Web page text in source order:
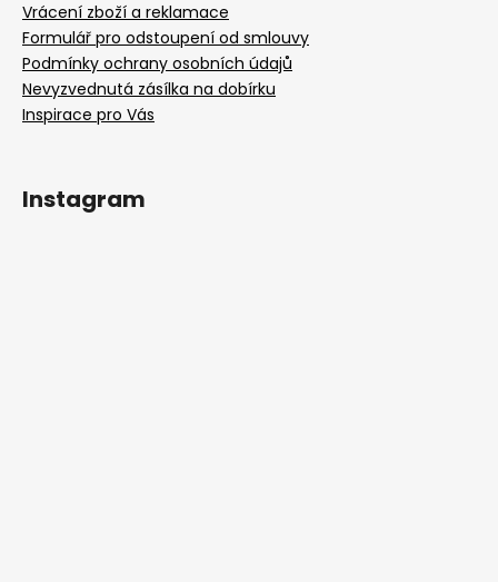
Vrácení zboží a reklamace
Formulář pro odstoupení od smlouvy
Podmínky ochrany osobních údajů
Nevyzvednutá zásílka na dobírku
Inspirace pro Vás
Instagram